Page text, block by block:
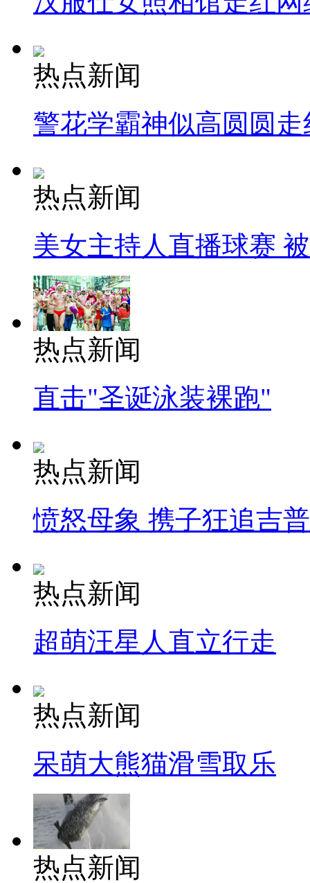
热点新闻
警花学霸神似高圆圆走
热点新闻
美女主持人直播球赛
热点新闻
直击"圣诞泳装裸跑"
热点新闻
愤怒母象 携子狂追吉
热点新闻
超萌汪星人直立行走
热点新闻
呆萌大熊猫滑雪取乐
热点新闻